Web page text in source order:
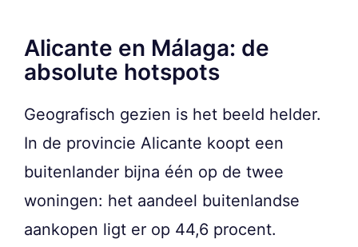
Alicante en Málaga: de
absolute hotspots
Geografisch gezien is het beeld helder.
In de provincie Alicante koopt een
buitenlander bijna één op de twee
woningen: het aandeel buitenlandse
aankopen ligt er op 44,6 procent.